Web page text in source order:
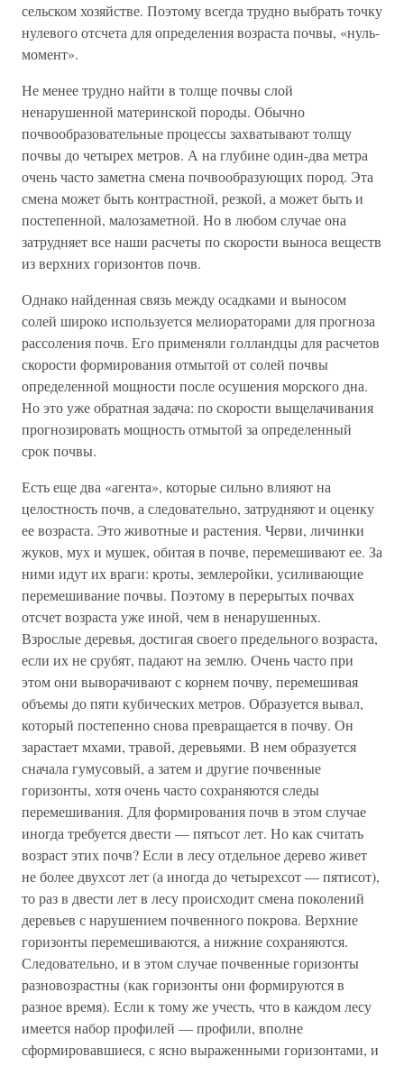
сельском хозяйстве. Поэтому всегда трудно выбрать точку
нулевого отсчета для определения возраста почвы, «нуль-
момент».
Не менее трудно найти в толще почвы слой
ненарушенной материнской породы. Обычно
почвообразовательные процессы захватывают толщу
почвы до четырех метров. А на глубине один-два метра
очень часто заметна смена почвообразующих пород. Эта
смена может быть контрастной, резкой, а может быть и
постепенной, малозаметной. Но в любом случае она
затрудняет все наши расчеты по скорости выноса веществ
из верхних горизонтов почв.
Однако найденная связь между осадками и выносом
солей широко используется мелиораторами для прогноза
рассоления почв. Его применяли голландцы для расчетов
скорости формирования отмытой от солей почвы
определенной мощности после осушения морского дна.
Но это уже обратная задача: по скорости выщелачивания
прогнозировать мощность отмытой за определенный
срок почвы.
Есть еще два «агента», которые сильно влияют на
целостность почв, а следовательно, затрудняют и оценку
ее возраста. Это животные и растения. Черви, личинки
жуков, мух и мушек, обитая в почве, перемешивают ее. За
ними идут их враги: кроты, землеройки, усиливающие
перемешивание почвы. Поэтому в перерытых почвах
отсчет возраста уже иной, чем в ненарушенных.
Взрослые деревья, достигая своего предельного возраста,
если их не срубят, падают на землю. Очень часто при
этом они выворачивают с корнем почву, перемешивая
объемы до пяти кубических метров. Образуется вывал,
который постепенно снова превращается в почву. Он
зарастает мхами, травой, деревьями. В нем образуется
сначала гумусовый, а затем и другие почвенные
горизонты, хотя очень часто сохраняются следы
перемешивания. Для формирования почв в этом случае
иногда требуется двести — пятьсот лет. Но как считать
возраст этих почв? Если в лесу отдельное дерево живет
не более двухсот лет (а иногда до четырехсот — пятисот),
то раз в двести лет в лесу происходит смена поколений
деревьев с нарушением почвенного покрова. Верхние
горизонты перемешиваются, а нижние сохраняются.
Следовательно, и в этом случае почвенные горизонты
разновозрастны (как горизонты они формируются в
разное время). Если к тому же учесть, что в каждом лесу
имеется набор профилей — профили, вполне
сформировавшиеся, с ясно выраженными горизонтами, и